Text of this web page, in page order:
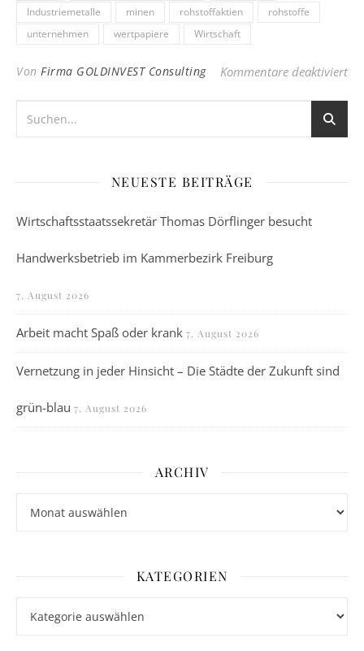
Industriemetalle
minen rohstoffaktien
rohstoffe
unternehmen
wertpapiere Wirtschaft
Von Firma GOLDINVEST Consulting Kommentare deaktiviertfür
NEUESTE BEITRÄGE
Wirtschaftsstaatssekretär Thomas Dörflinger besucht
Handwerksbetrieb im Kammerbezirk Freiburg
7. August 2026
Arbeit macht Spaß oder krank 7. August 2026
Vernetzung in jeder Hinsicht – Die Städte der Zukunft sind
grün-blau 7. August 2026
ARCHIV
KATEGORIEN